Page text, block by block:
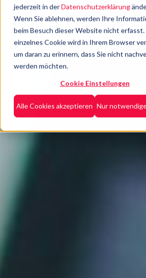
jederzeit in derDatenschutzerklärung
Wenn Sie ablehnen, werden Ihre
beim Besuch dieser Website nicht erfasst.
einzelnes Cookie wird in Ihrem Browser
um daran zu erinnern, dass Sie nicht
werden möchten.
Cookie Einstellungen
Alle Cookies akzeptieren Nur